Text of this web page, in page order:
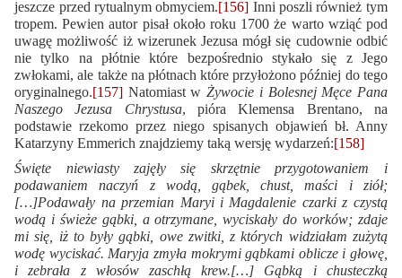
jeszcze przed rytualnym obmyciem.[156] Inni poszli również tym
tropem. Pewien autor pisał około roku 1700 że warto wziąć pod
uwagę możliwość iż wizerunek Jezusa mógł się cudownie odbić
nie tylko na płótnie które bezpośrednio stykało się z Jego
zwłokami, ale także na płótnach które przyłożono później do tego
oryginalnego.[157] Natomiast wŻywocie i Bolesnej Męce Pana
Naszego Jezusa Chrystusa, pióra Klemensa Brentano, na
podstawie rzekomo przez niego spisanych objawień bł. Anny
Katarzyny Emmerich znajdziemy taką wersję wydarzeń:[158]
Święte niewiasty zajęły się skrzętnie przygotowaniem i
podawaniem naczyń z wodą, gąbek, chust, maści i ziół;
[…]Podawały na przemian Maryi i Magdalenie czarki z czystą
wodą i świeże gąbki, a otrzymane, wyciskały do worków; zdaje
mi się, iż to były gąbki, owe zwitki, z których widziałam zużytą
wodę wyciskać. Maryja zmyła mokrymi gąbkami oblicze i głowę,
i zebrała z włosów zaschłą krew.[…] Gąbką i chusteczką